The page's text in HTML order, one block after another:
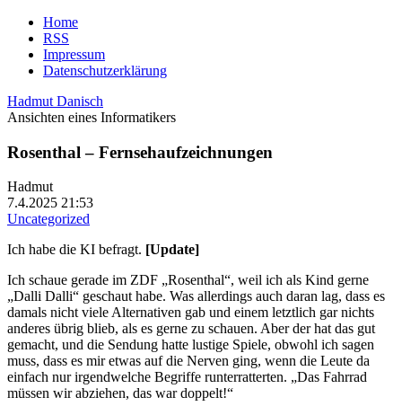
Home
RSS
Impressum
Datenschutzerklärung
Hadmut Danisch
Ansichten eines Informatikers
Rosenthal – Fernsehaufzeichnungen
Hadmut
7.4.2025 21:53
Uncategorized
Ich habe die KI befragt. [Update]
Ich schaue gerade im ZDF „Rosenthal“, weil ich als Kind gerne
„Dalli Dalli“ geschaut habe. Was allerdings auch daran lag, dass es
damals nicht viele Alternativen gab und einem letztlich gar nichts
anderes übrig blieb, als es gerne zu schauen. Aber der hat das gut
gemacht, und die Sendung hatte lustige Spiele, obwohl ich sagen
muss, dass es mir etwas auf die Nerven ging, wenn die Leute da
einfach nur irgendwelche Begriffe runterratterten. „Das Fahrrad
müssen wir abziehen, das war doppelt!“